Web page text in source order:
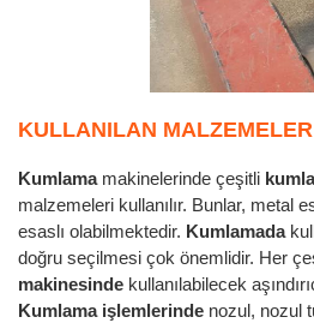
KULLANILAN MALZEMELER
Kumlamamakinelerinde çeşitli
malzemeleri kullanılır. Bunlar, metal
esaslı olabilmektedir. Kumlamada
doğru seçilmesi çok önemlidir. Her
makinesinde kullanılabilecek
Kumlama işlemlerinde nozul, nozul